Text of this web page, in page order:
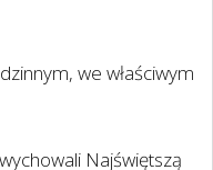
we właściwym
Najświętszą